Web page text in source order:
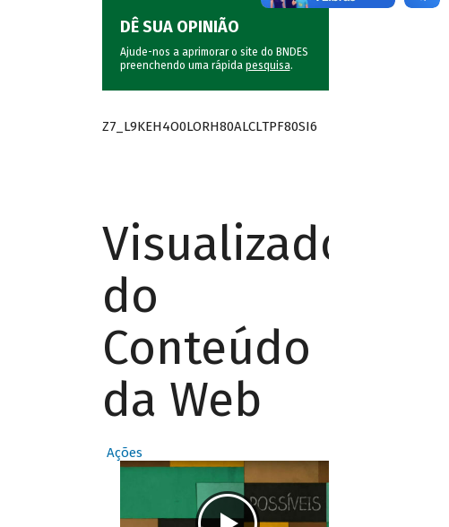
DÊ SUA OPINIÃO
Ajude-nos a aprimorar o site do BNDES
preenchendo uma rápida pesquisa.
Z7_L9KEH4O0LORH80ALCLTPF80SI6
Visualizador
do
Conteúdo
da Web
Ações